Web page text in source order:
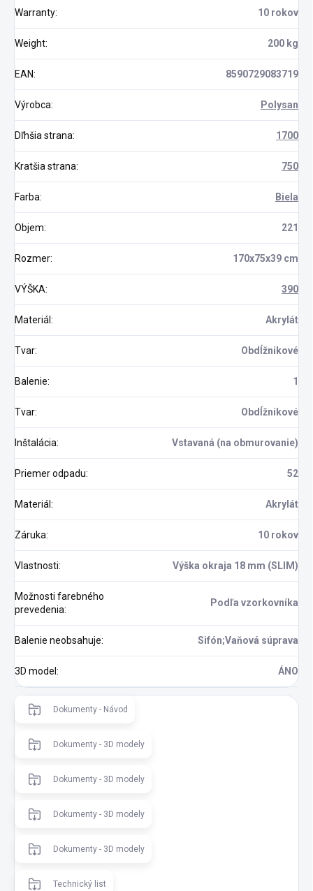
Warranty: 10 rokov
Weight: 200 kg
EAN: 8590729083719
Výrobca: Polysan
Dľhšia strana: 1700
Kratšia strana: 750
Farba: Biela
Objem: 221
Rozmer: 170x75x39 cm
VÝŠKA: 390
Materiál: Akrylát
Tvar: Obdĺžnikové
Balenie: 1
Tvar: Obdĺžnikové
Inštalácia: Vstavaná (na obmurovanie)
Priemer odpadu: 52
Materiál: Akrylát
Záruka: 10 rokov
Vlastnosti: Výška okraja 18 mm (SLIM)
Možnosti farebného
prevedenia:
Podľa vzorkovníka
Balenie neobsahuje: Sifón;Vaňová súprava
3D model : ÁNO
Dokumenty - Návod
Dokumenty - 3D modely
Dokumenty - 3D modely
Dokumenty - 3D modely
Dokumenty - 3D modely
Technický list